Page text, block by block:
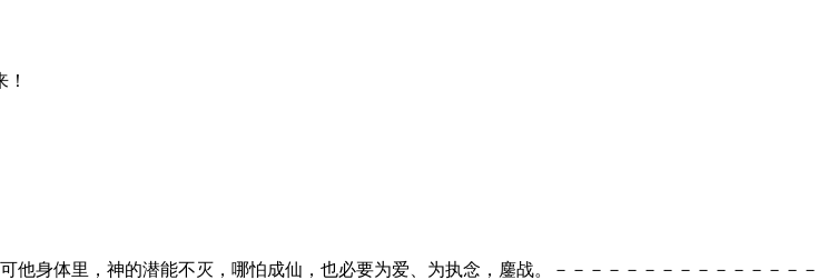
身体里，神的潜能不灭，哪怕成仙，也必要为爱、为执念，鏖战。－－－－－－－－－－－－－－－